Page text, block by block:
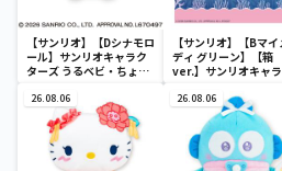
【サンリオ】【Dシナモロ
ール】サンリオキャラク
ターズ うるベビ・ちょい
【サンリオ】【Bマイ
ディ グリーン】【箱
ver.】サンリオキャ
SOFVIMATES～マイ
ディ マーメイドver. ～
26.08.06 26.08.06